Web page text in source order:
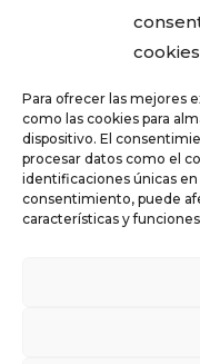
cookies
Para ofrecer las mejores
como las cookies para
dispositivo. El
procesar datos como el
identificaciones únicas
consentimiento, puede
características y
Proyecto
NextGenerationEU